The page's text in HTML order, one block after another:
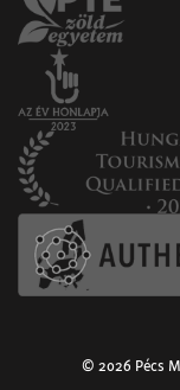
© 2026 Pécs